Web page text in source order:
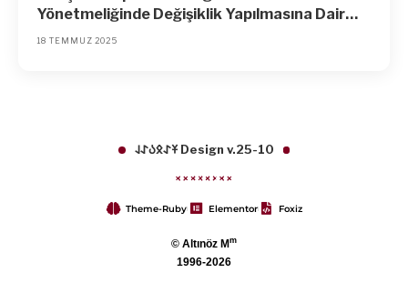
Yönetmeliğinde Değişiklik Yapılmasına Dair
Yönetmelik
18 TEMMUZ 2025
𐱁𐰀𐰋𐰉𐰀𐰞 Design v.25-10
Theme-Ruby Elementor Foxiz
© Altınöz Mm
1996-2026